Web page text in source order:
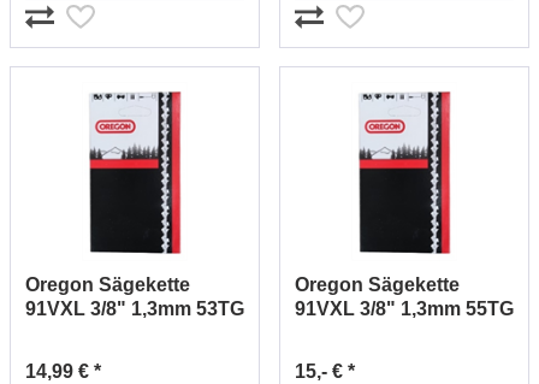
Oregon Sägekette
91VXL 3/8" 1,3mm 53TG
14,99 € *
Oregon Sägekette
91VXL 3/8" 1,3mm 55TG
15,- € *